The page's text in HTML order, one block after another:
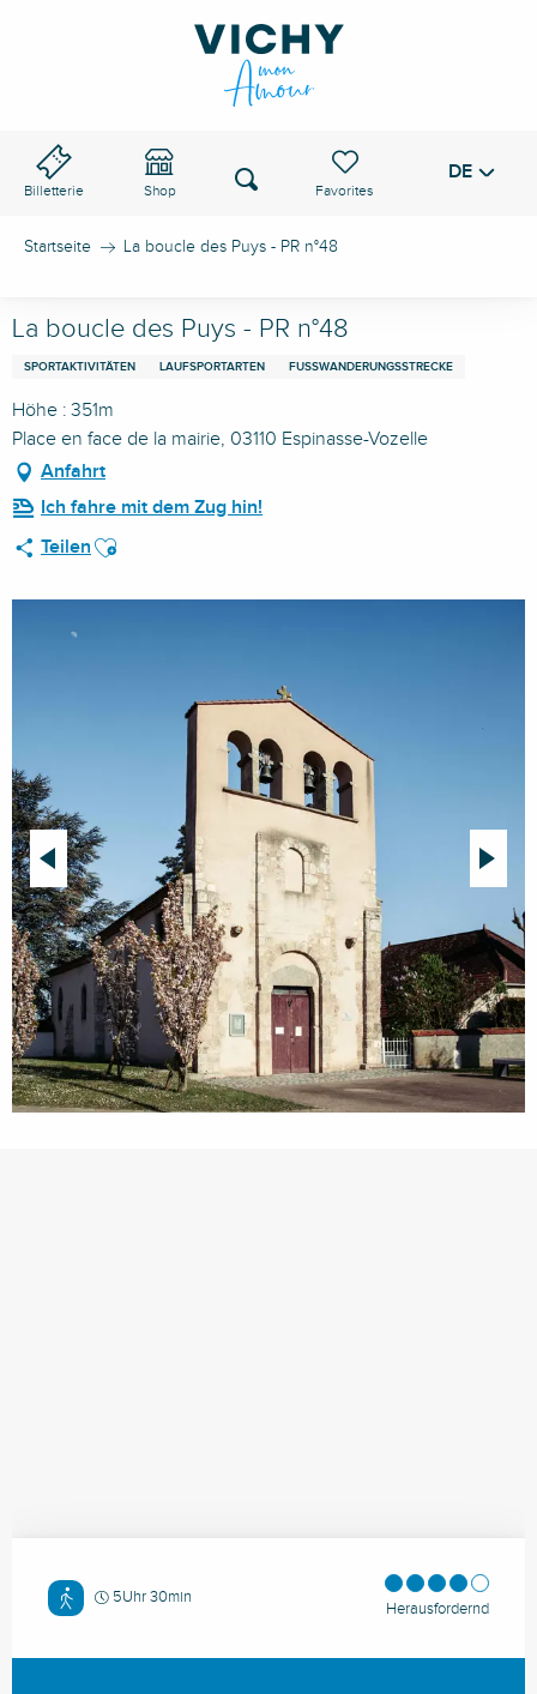
Billetterie Shop
Voir les favoris
Suche DE
Startseite La boucle des Puys - PR n°48
La boucle des Puys - PR n°48
SPORTAKTIVITÄTEN LAUFSPORTARTEN FUSSWANDERUNGSSTRECKE
Höhe : 351m
Place en face de la mairie, 03110 Espinasse-Vozelle
Anfahrt
Ich fahre mit dem Zug hin!
Teilen Ajouter aux favoris
5Uhr 30min
Herausfordernd